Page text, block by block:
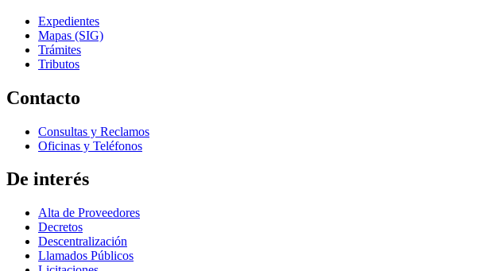
Expedientes
Mapas (SIG)
Trámites
Tributos
Contacto
Consultas y Reclamos
Oficinas y Teléfonos
De interés
Alta de Proveedores
Decretos
Descentralización
Llamados Públicos